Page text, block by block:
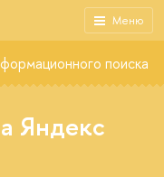
Меню
поиска
Яндекс